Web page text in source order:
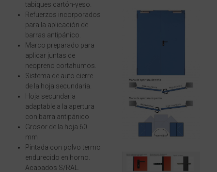
tabiques cartón-yeso.
Refuerzos incorporados
para la aplicación de
barras antipánico.
Marco preparado para
aplicar juntas de
neopreno cortahumos.
Sistema de auto cierre
de la hoja secundaria.
Hoja secundaria
adaptable a la apertura
con barra antipánico
Grosor de la hoja 60
mm
Pintada con polvo termo
endurecido en horno.
Acabados S/RAL.